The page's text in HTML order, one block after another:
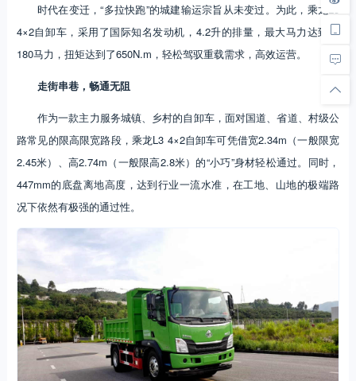
时代在变迁，“多拉快跑”的城建输运宗旨从未变过。为此，乘龙L3
4×2自卸车，采用了国际知名发动机，4.2升的排量，最大马力达到了
180马力，扭矩达到了650N.m，轻松驾驭重载需求，高效运营。
走街串巷，畅通无阻
作为一款主力服务城镇、乡村的自卸车，面对国道、省道、村级公
路常见的限高限宽路段，乘龙L3 4×2自卸车可凭借宽2.34m（一般限宽
2.45米）、高2.74m（一般限高2.8米）的“小巧”身材轻松通过。同时，
447mm的底盘离地高度，达到行业一流水准，在工地、山地的极端路
况下依然有极强的通过性。